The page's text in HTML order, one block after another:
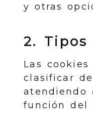
y otras
2. Tipos
Las cookies
clasificar
atendiendo
función del